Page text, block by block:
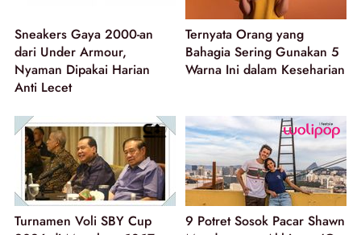
Sneakers Gaya 2000-an
dari Under Armour,
Nyaman Dipakai Harian
Anti Lecet
Ternyata Orang yang
Bahagia Sering Gunakan 5
Warna Ini dalam Keseharian
Turnamen Voli SBY Cup
9 Potret Sosok Pacar Shawn